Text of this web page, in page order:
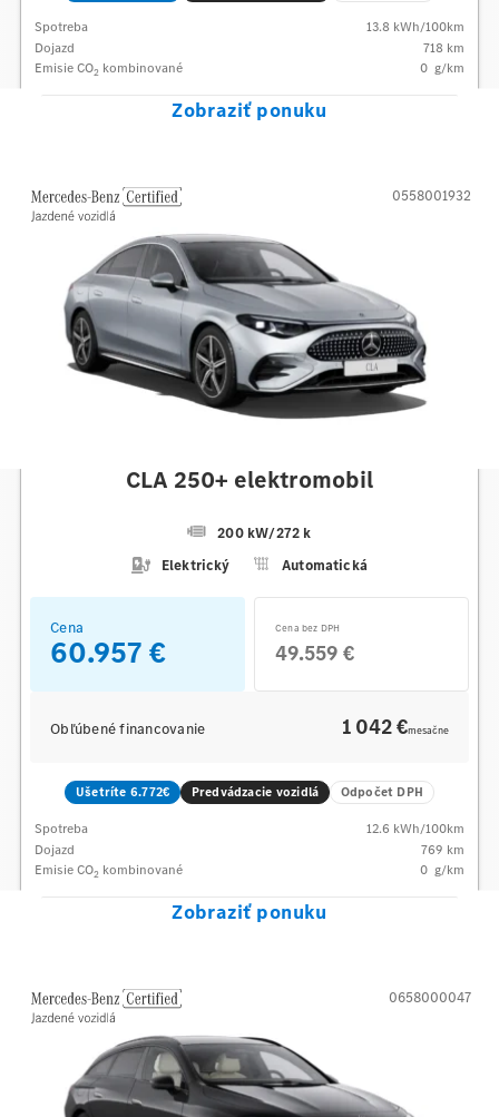
Spotreba 13.8 kWh/100km
Dojazd
718 km
Emisie CO2 kombinované 0 g/km
Zobraziť ponuku
CLA 250+ elektromobil
200 kW/272 k
Elektrický
Automatická
0558001932
Cena
60.957 €
Cena bez DPH
49.559 €
Obľúbené financovanie 1 042 €mesačne
Ušetríte 6.772€ Predvádzacie vozidlá Odpočet DPH
Spotreba 12.6 kWh/100km
Dojazd
769 km
Emisie CO2 kombinované 0 g/km
Zobraziť ponuku
0658000047